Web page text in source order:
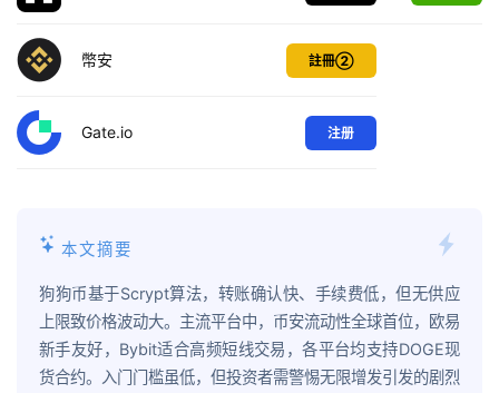
幣安 註冊②
Gate.io 注册
本文摘要
狗狗币基于Scrypt算法，转账确认快、手续费低，但无供应
上限致价格波动大。主流平台中，币安流动性全球首位，欧易
新手友好，Bybit适合高频短线交易，各平台均支持DOGE现
货合约。入门门槛虽低，但投资者需警惕无限增发引发的剧烈